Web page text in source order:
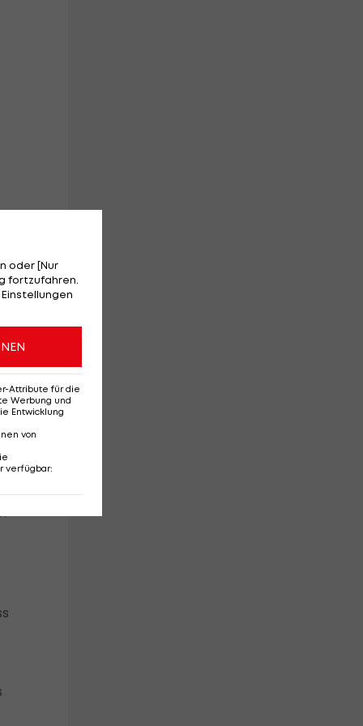
oder [Nur
fortzufahren.
Attribute für die
Werbung und
Entwicklung
von
verfügbar: